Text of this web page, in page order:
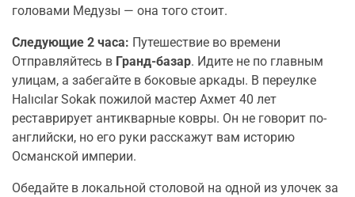
головами Медузы — она того стоит.
Следующие 2 часа: Путешествие во времени
Отправляйтесь в Гранд-базар. Идите не по главным
улицам, а забегайте в боковые аркады. В переулке
Halıcılar Sokak пожилой мастер Ахмет 40 лет
реставрирует антикварные ковры. Он не говорит по-
английски, но его руки расскажут вам историю
Османской империи.
Обедайте в локальной столовой на одной из улочек за